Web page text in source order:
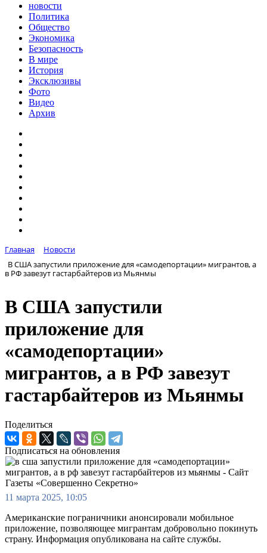
новости
Политика
Общество
Экономика
Безопасность
В мире
История
Эксклюзивы
Фото
Видео
Архив
Главная
Новости
В США запустили приложение для «самодепортации» мигрантов, а
в РФ завезут гастарбайтеров из Мьянмы
В США запустили
приложение для
«самодепортации»
мигрантов, а в РФ завезут
гастарбайтеров из Мьянмы
Поделиться
Подписаться на обновления
11 марта 2025, 10:05
Американские пограничники анонсировали мобильное
приложение, позволяющее мигрантам добровольно покинуть
страну. Информация опубликована на сайте службы.